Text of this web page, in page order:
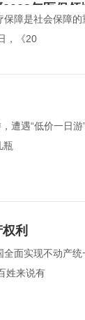
强化大数据
。这是国家医
保障是社会保障的
，《20
遭遇“低价一日游
瓶
利
面实现不动产统
姓来说有